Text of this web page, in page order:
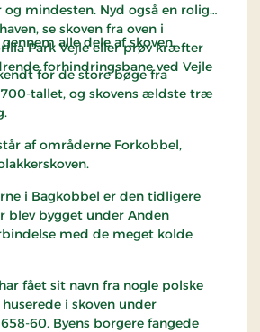
mindesten. Nyd også en rolig
se skoven fra oven i
Park Vejle eller prøv kræfter
forhindringsbane ved Vejle
alle dele af skoven.
for de store bøge fra
tallet, og skovens ældste træ
af områderne Forkobbel,
i Bagkobbel er den tidligere
blev bygget under Anden
med de meget kolde
fået sit navn fra nogle polske
i skoven under
60. Byens borgere fangede